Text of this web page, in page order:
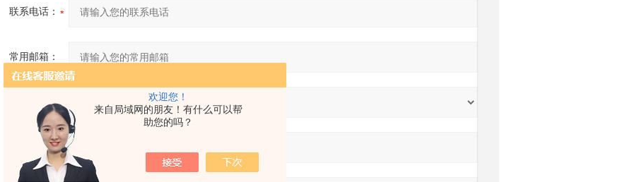
欢迎您！
来自局域网的朋友！有什么可以帮
助您的吗？
联系电话：
常用邮箱：
省份：
详细地址：